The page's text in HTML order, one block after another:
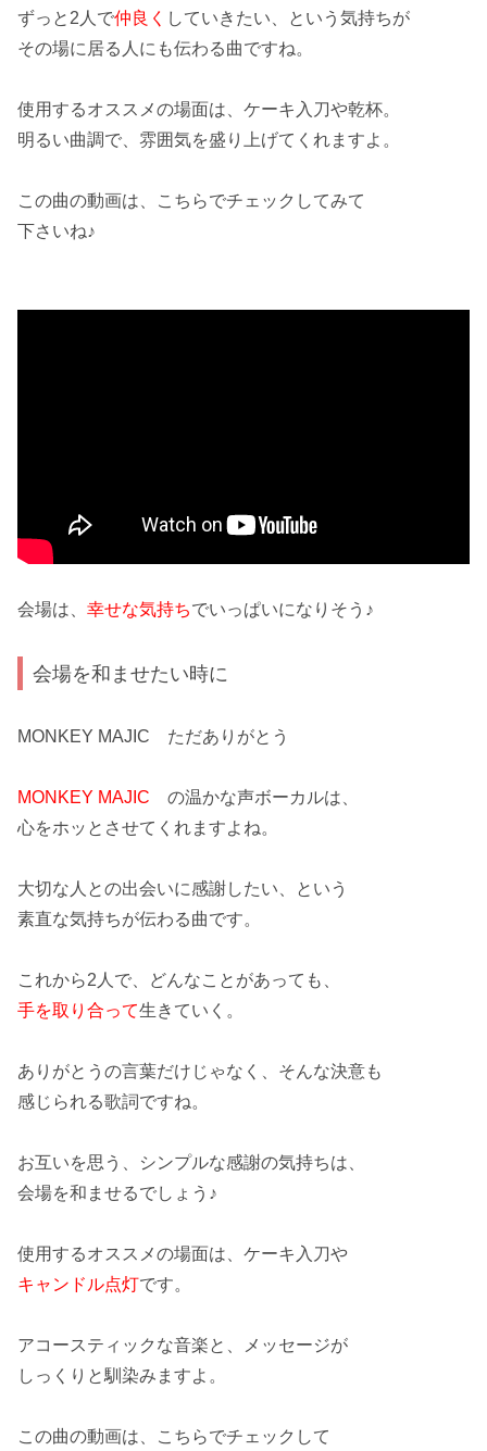
ずっと2人で仲良く していきたい、という気持ちが
その場に居る人にも伝わる曲ですね。
使用するオススメの場面は、 ケーキ入刀や乾杯。
明るい曲調で、雰囲気を盛り上げて くれますよ。
この曲の動画は、こちらでチェックしてみて
下さいね♪
会場は、 幸せな気持ちでいっぱいになりそう♪
会場を和ませたい時に
MONKEY MAJIC ただありがとう
MONKEY MAJIC の温かな声ボーカルは、
心をホッとさせてくれますよね。
大切な人との出会いに感謝したい、という
素直な気持ちが伝わる曲です。
これから2人で、どんなことがあっても、
手を取り合って生きていく。
ありがとうの言葉だけじゃなく、そんな決意も
感じられる歌詞ですね。
お互いを思う、シンプルな感謝の気持ちは、
会場を和ませるでしょう♪
使用するオススメの場面は、ケーキ入刀や
キャンドル点灯です。
アコースティック な音楽と、メッセージが
しっくりと馴染みますよ。
この曲の動画は、こちらでチェックして